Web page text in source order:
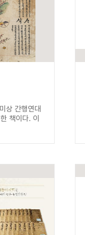
상 간행연대
책이다. 이